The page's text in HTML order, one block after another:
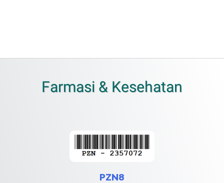
Farmasi & Kesehatan
PZN8